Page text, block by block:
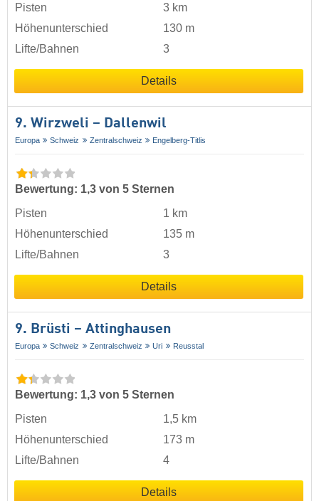
Pisten
3 km
Höhenunterschied
130 m
Lifte/Bahnen
3
Details
9. Wirzweli – Dallenwil
Europa Schweiz Zentralschweiz Engelberg-Titlis
Bewertung: 1,3 von 5 Sternen
Pisten
1 km
Höhenunterschied
135 m
Lifte/Bahnen
3
Details
9. Brüsti – Attinghausen
Europa Schweiz Zentralschweiz Uri Reusstal
Bewertung: 1,3 von 5 Sternen
Pisten
1,5 km
Höhenunterschied
173 m
Lifte/Bahnen
4
Details